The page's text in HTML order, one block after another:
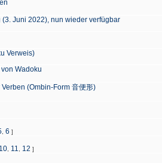
Juni 2022), nun wieder verfügbar
Verweis)
Wadoku
(Ombin-Form 音便形)
6 ]
10 11 12 ]